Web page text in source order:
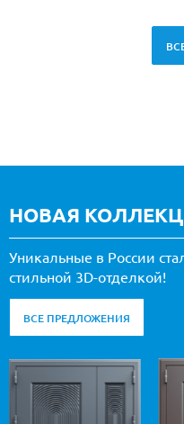
НОВАЯ
Уникальные в России
стильной 3D-отделкой!
ВСЕ ПРЕДЛОЖЕНИЯ